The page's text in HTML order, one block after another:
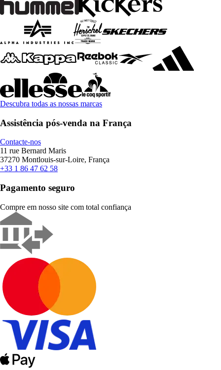
Descubra todas as nossas marcas
Assistência pós-venda na França
Contacte-nos
11 rue Bernard Maris
37270 Montlouis-sur-Loire, França
+33 1 86 47 62 58
Pagamento seguro
Compre em nosso site com total confiança